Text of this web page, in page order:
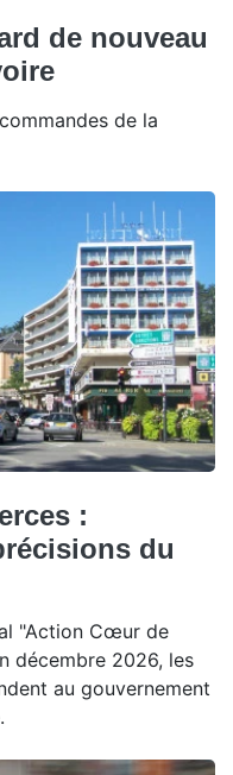
de nouveau
de la
:
du
"Action Cœur de
décembre 2026, les
au gouvernement